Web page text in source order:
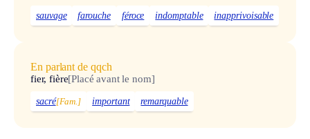
sauvage farouche féroce indomptable inapprivoisable
En parlant de qqch
fier, fière[Placé avant le nom]
sacré[Fam.] important remarquable